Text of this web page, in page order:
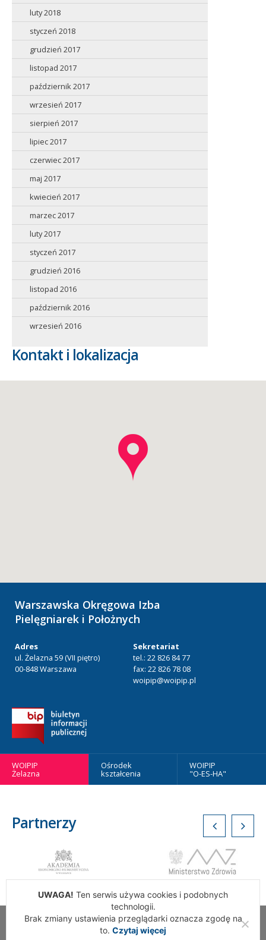
luty 2018
styczeń 2018
grudzień 2017
listopad 2017
październik 2017
wrzesień 2017
sierpień 2017
lipiec 2017
czerwiec 2017
maj 2017
kwiecień 2017
marzec 2017
luty 2017
styczeń 2017
grudzień 2016
listopad 2016
październik 2016
wrzesień 2016
Kontakt i lokalizacja
Warszawska Okręgowa Izba
Pielęgniarek i Położnych
Adres
ul. Żelazna 59 (VII piętro)
00-848 Warszawa
Sekretariat
tel.: 22 826 84 77
fax: 22 826 78 08
woipip@woipip.pl
WOIPIP
Żelazna
Ośrodek
kształcenia
WOIPIP
"O-ES-HA"
Partnerzy
Wszelkie Prawa Zastrzeżone. Warszawska Okręgowa Izba
Pielęgniarek i Położnych
UWAGA! Ten serwis używa cookies i podobnych
technologii.
Brak zmiany ustawienia przeglądarki oznacza zgodę na
to. Czytaj więcej